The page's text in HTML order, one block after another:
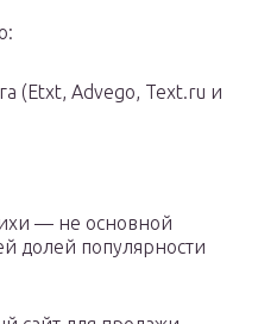
(Etxt, Advego, Text.ru и
— не основной
долей популярности